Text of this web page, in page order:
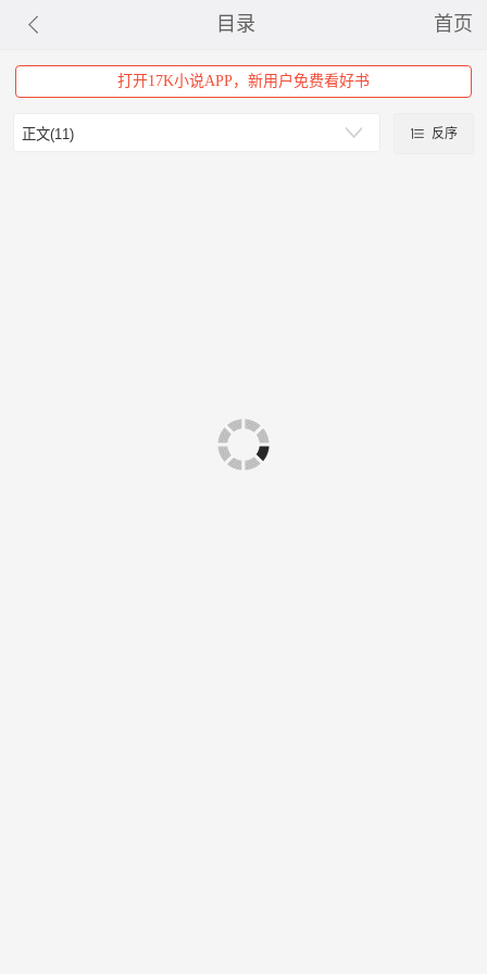
目录 首页
打开17K小说APP，新用户免费看好书
反序